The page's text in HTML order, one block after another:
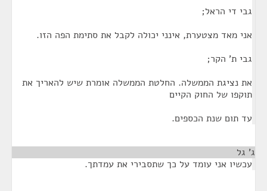
גבי די הראל;
אני מאד מצטערת, אינני יכולה לקבל את סתימת הפה הזו.
גבי ת' הקר;
את נציגת הממשלה. החלטת הממשלה אומרת שיש להאריך את
תוקפו של החוק הקיים
עד תום שנת הכספים.
ג' גל
עכשיו אני עומד על כך שתסבירי את עמדתך.